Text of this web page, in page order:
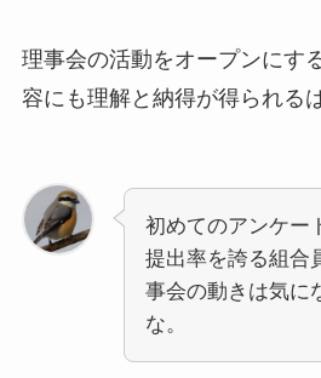
理事会の活動をオープンにす
容にも理解と納得が得られる
初めてのアンケー
提出率を誇る組合
事会の動きは気に
な。